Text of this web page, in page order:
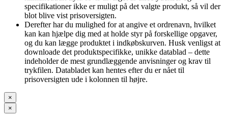
specifikationer ikke er muligt på det valgte produkt, så vil der
blot blive vist prisoversigten.
Derefter har du mulighed for at angive et ordrenavn, hvilket
kan kan hjælpe dig med at holde styr på forskellige opgaver,
og du kan lægge produktet i indkøbskurven. Husk venligst at
downloade det produktspecifikke, unikke datablad – dette
indeholder de mest grundlæggende anvisninger og krav til
trykfilen. Databladet kan hentes efter du er nået til
prisoversigten ude i kolonnen til højre.
×
×